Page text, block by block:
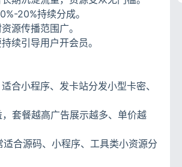
20%持续分成。
源传播范围广。
续引导用户开会员。
合小程序、发卡站分发小型卡密、
套餐越高广告展示越多、单价越
合源码、小程序、工具类小资源分